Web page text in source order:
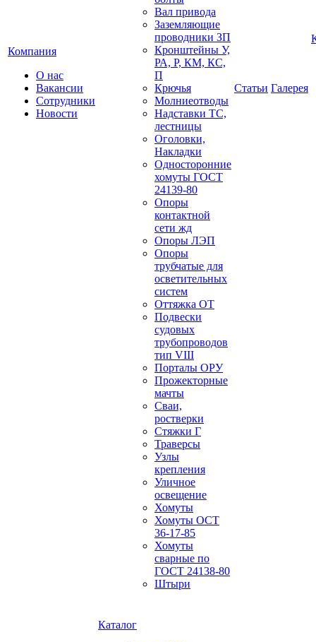
Компания
О нас
Вакансии
Сотрудники
Новости
Вал привода
Заземляющие
проводники ЗП
Кронштейны У,
РА, Р, КМ, КС,
П
Крючья
Молниеотводы
Надставки ТС,
лестницы
Оголовки,
Накладки
Односторонние
хомуты ГОСТ
24139-80
Опоры
контактной
сети жд
Опоры ЛЭП
Опоры
трубчатые для
осветительных
систем
Оттяжка ОТ
Подвески
судовых
трубопроводов
тип VIII
Порталы ОРУ
Прожекторные
мачты
Сваи,
ростверки
Стяжки Г
Траверсы
Узлы
крепления
Уличное
освещение
Хомуты
Хомуты ОСТ
36-17-85
Хомуты
сварные по
ГОСТ 24138-80
Штыри
Статьи Галерея
Каталог